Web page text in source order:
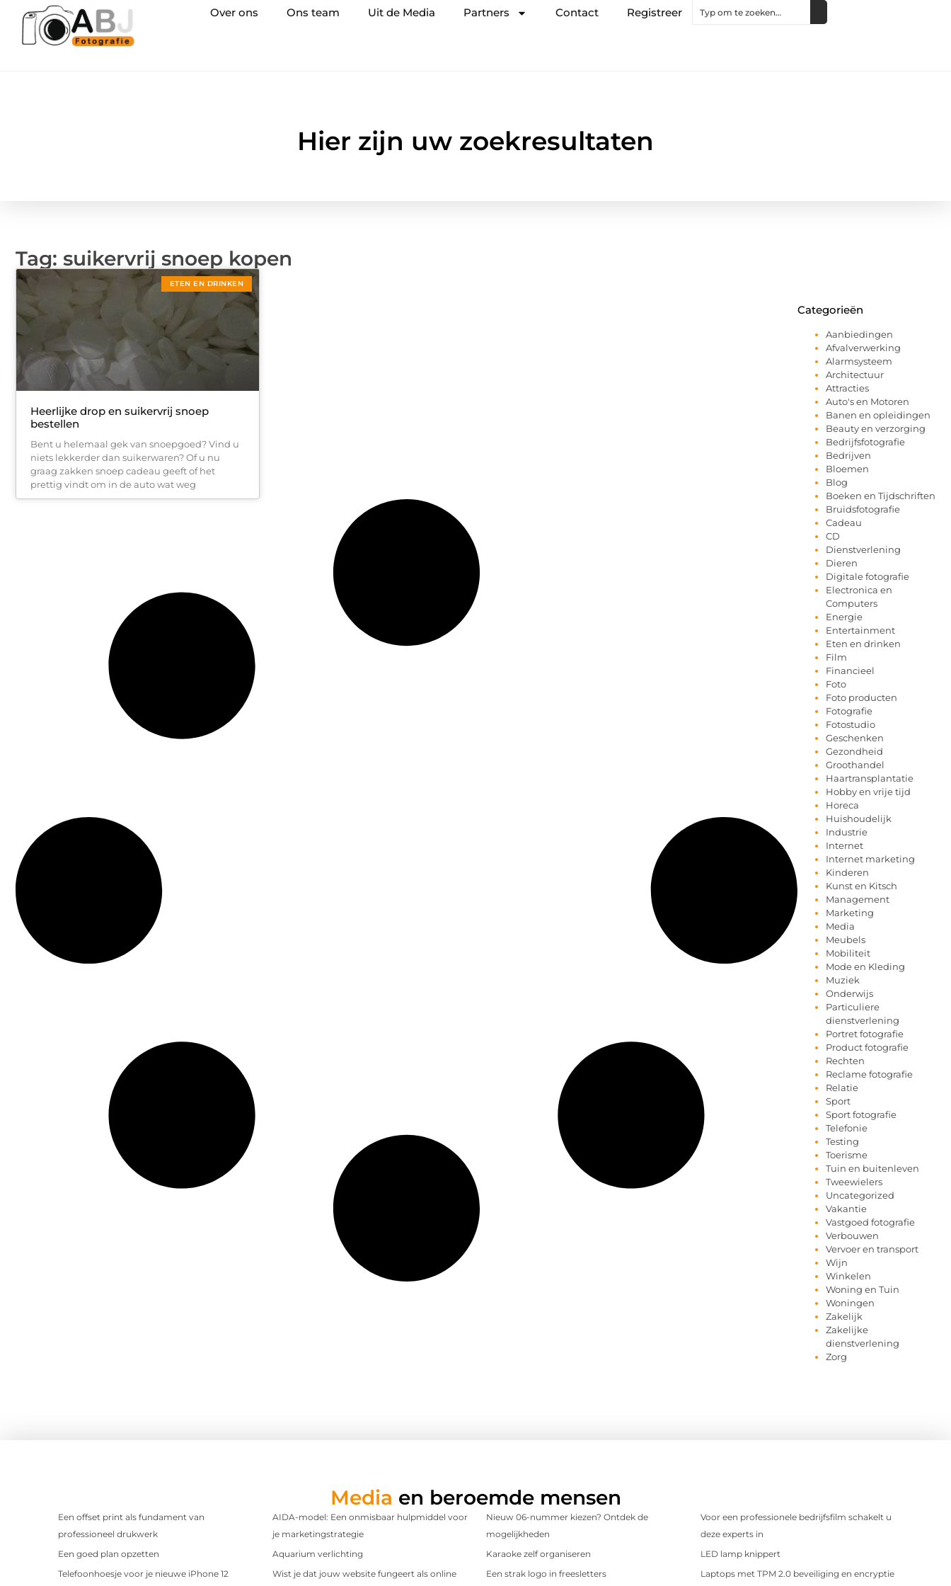
Over ons Ons team Uit de Media Partners Contact Registreer
Hier zijn uw zoekresultaten
Tag: suikervrij snoep kopen
ETEN EN DRINKEN
Heerlijke drop en suikervrij snoep
bestellen
Bent u helemaal gek van snoepgoed? Vind u
niets lekkerder dan suikerwaren? Of u nu
graag zakken snoep cadeau geeft of het
prettig vindt om in de auto wat weg
Categorieën
Aanbiedingen
Afvalverwerking
Alarmsysteem
Architectuur
Attracties
Auto's en Motoren
Banen en opleidingen
Beauty en verzorging
Bedrijfsfotografie
Bedrijven
Bloemen
Blog
Boeken en Tijdschriften
Bruidsfotografie
Cadeau
CD
Dienstverlening
Dieren
Digitale fotografie
Electronica en
Computers
Energie
Entertainment
Eten en drinken
Film
Financieel
Foto
Foto producten
Fotografie
Fotostudio
Geschenken
Gezondheid
Groothandel
Haartransplantatie
Hobby en vrije tijd
Horeca
Huishoudelijk
Industrie
Internet
Internet marketing
Kinderen
Kunst en Kitsch
Management
Marketing
Media
Meubels
Mobiliteit
Mode en Kleding
Muziek
Onderwijs
Particuliere
dienstverlening
Portret fotografie
Product fotografie
Rechten
Reclame fotografie
Relatie
Sport
Sport fotografie
Telefonie
Testing
Toerisme
Tuin en buitenleven
Tweewielers
Uncategorized
Vakantie
Vastgoed fotografie
Verbouwen
Vervoer en transport
Wijn
Winkelen
Woning en Tuin
Woningen
Zakelijk
Zakelijke
dienstverlening
Zorg
Media en beroemde mensen
Een offset print als fundament van
professioneel drukwerk
AIDA-model: Een onmisbaar hulpmiddel voor
je marketingstrategie
Nieuw 06-nummer kiezen? Ontdek de
mogelijkheden
Voor een professionele bedrijfsfilm schakelt u
deze experts in
Een goed plan opzetten
Aquarium verlichting Karaoke zelf organiseren
LED lamp knippert
Telefoonhoesje voor je nieuwe iPhone 12
Wist je dat jouw website fungeert als online
Een strak logo in freesletters Laptops met TPM 2.0 beveiliging en encryptie